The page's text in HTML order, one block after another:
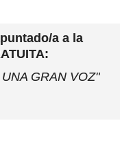
a a la
GRAN VOZ"